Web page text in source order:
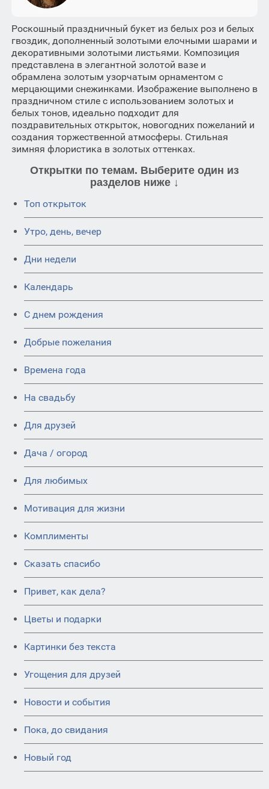
Роскошный праздничный букет из белых роз и белых
гвоздик, дополненный золотыми елочными шарами и
декоративными золотыми листьями. Композиция
представлена в элегантной золотой вазе и
обрамлена золотым узорчатым орнаментом с
мерцающими снежинками. Изображение выполнено в
праздничном стиле с использованием золотых и
белых тонов, идеально подходит для
поздравительных открыток, новогодних пожеланий и
создания торжественной атмосферы. Стильная
зимняя флористика в золотых оттенках.
Открытки по темам. Выберите один из
разделов ниже ↓
Топ открыток
Утро, день, вечер
Дни недели
Календарь
C днем рождения
Добрые пожелания
Времена года
На свадьбу
Для друзей
Дача / огород
Для любимых
Мотивация для жизни
Комплименты
Сказать спасибо
Привет, как дела?
Цветы и подарки
Картинки без текста
Угощения для друзей
Новости и события
Пока, до свидания
Новый год